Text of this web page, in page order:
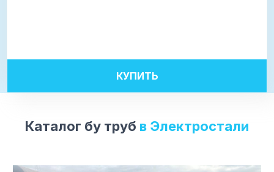
КУПИТЬ
Каталог бу труб в Электростали